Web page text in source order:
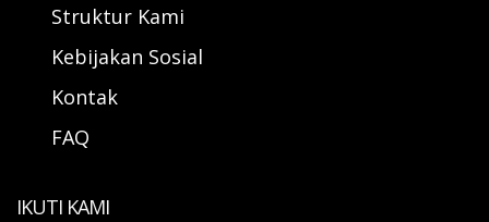
Struktur Kami
Kebijakan Sosial
Kontak
FAQ
IKUTI KAMI